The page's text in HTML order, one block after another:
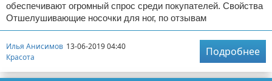
обеспечивают огромный спрос среди покупателей. Свойства
Отшелушивающие носочки для ног, по отзывам
Илья Анисимов 13-06-2019 04:40
Красота
Подробнее